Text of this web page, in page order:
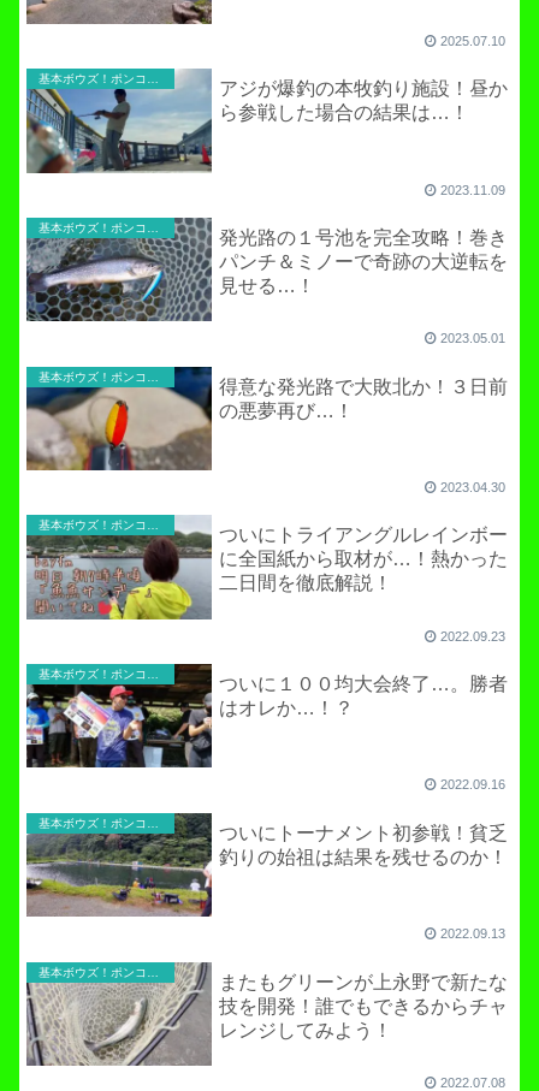
2025.07.10
基本ボウズ！ポンコツ実践記
アジが爆釣の本牧釣り施設！昼か
ら参戦した場合の結果は…！
2023.11.09
発光路の１号池を完全攻略！巻き
パンチ＆ミノーで奇跡の大逆転を
見せる…！
2023.05.01
得意な発光路で大敗北か！３日前
の悪夢再び…！
2023.04.30
基本ボウズ！ポンコツ実践記
ついにトライアングルレインボー
に全国紙から取材が…！熱かった
二日間を徹底解説！
2022.09.23
ついに１００均大会終了…。勝者
はオレか…！？
2022.09.16
ついにトーナメント初参戦！貧乏
釣りの始祖は結果を残せるのか！
2022.09.13
またもグリーンが上永野で新たな
技を開発！誰でもできるからチャ
レンジしてみよう！
2022.07.08